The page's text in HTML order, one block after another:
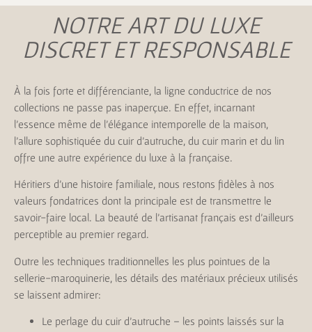
NOTRE ART DU LUXE
DISCRET ET RESPONSABLE
À la fois forte et différenciante, la ligne conductrice de nos
collections ne passe pas inaperçue. En effet, incarnant
l’essence même de l’élégance intemporelle de la maison,
l’allure sophistiquée du cuir d’autruche, du cuir marin et du lin
offre une autre expérience du luxe à la française.
Héritiers d’une histoire familiale, nous restons fidèles à nos
valeurs fondatrices dont la principale est de transmettre le
savoir-faire local. La beauté de l’artisanat français est d’ailleurs
perceptible au premier regard.
Outre les techniques traditionnelles les plus pointues de la
sellerie-maroquinerie, les détails des matériaux précieux utilisés
se laissent admirer:
Le perlage du cuir d’autruche – les points laissés sur la